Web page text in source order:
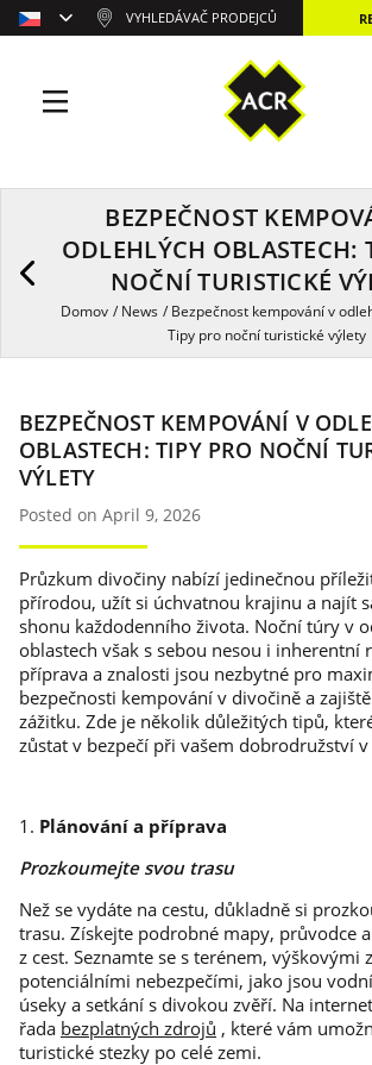
BEZPEČNOST
ODLEHLÝCH OBLASTECH:
NOČNÍ TURISTICKÉ
Domov /News /Bezpečnost kempování v
Tipy pro noční turistické výlety
BEZPEČNOST KEMPOVÁNÍ V
OBLASTECH: TIPY PRO NOČNÍ
VÝLETY
Posted on April 9, 2026
Průzkum divočiny nabízí jedinečnou
přírodou, užít si úchvatnou krajinu a najít
shonu každodenního života. Noční túry v
oblastech však s sebou nesou i inherentní
příprava a znalosti jsou nezbytné pro
bezpečnosti kempování v divočině a
zážitku. Zde je několik důležitých tipů,
zůstat v bezpečí při vašem dobrodružství
1. Plánování a příprava
Prozkoumejte svou trasu
Než se vydáte na cestu, důkladně si
trasu. Získejte podrobné mapy, průvodce
z cest. Seznamte se s terénem, ​​výškovými
potenciálními nebezpečími, jako jsou
úseky a setkání s divokou zvěří. Na
řada bezplatných zdrojů , které vám
turistické stezky po celé zemi.
VYHLEDÁVAČ PRODEJCŮ